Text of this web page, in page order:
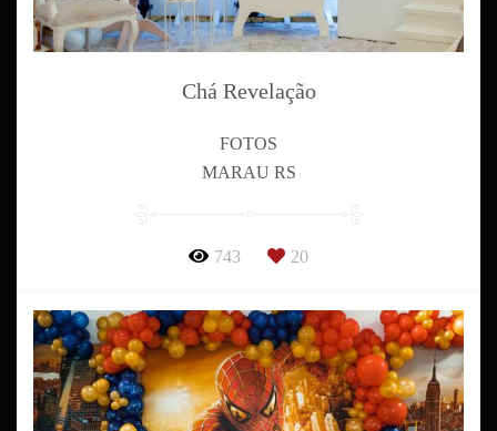
Chá Revelação
FOTOS
MARAU RS
743 20